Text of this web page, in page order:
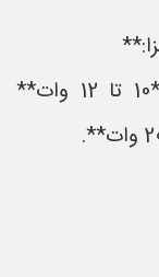
می‌تونی از دو لامپ LED با توان **10 تا 12 وات**